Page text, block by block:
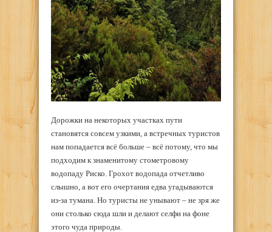
Дорожки на некоторых участках пути
становятся совсем узкими, а встречных туристов
нам попадается всё больше – всё потому, что мы
подходим к знаменитому стометровому
водопаду Риско. Грохот водопада отчетливо
слышно, а вот его очертания едва угадываются
из-за тумана. Но туристы не унывают – не зря же
они столько сюда шли и делают селфи на фоне
этого чуда природы.